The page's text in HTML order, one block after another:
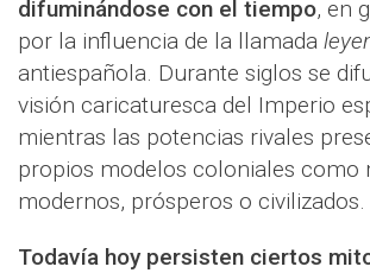
difuminándose con el tiempo, en
por la influencia de la llamada
antiespañola. Durante siglos se
visión caricaturesca del Imperio
mientras las potencias rivales
propios modelos coloniales como
modernos, prósperos o civilizados.
Todavía hoy persisten ciertos